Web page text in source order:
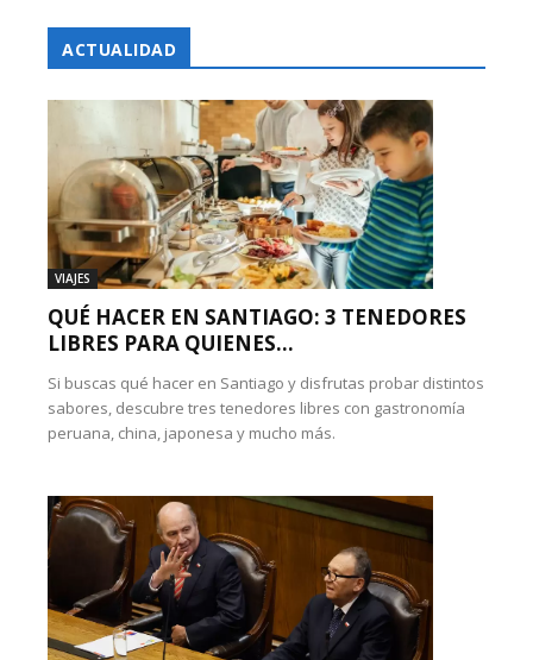
ACTUALIDAD
VIAJES
QUÉ HACER EN SANTIAGO: 3 TENEDORES
LIBRES PARA QUIENES...
Si buscas qué hacer en Santiago y disfrutas probar distintos
sabores, descubre tres tenedores libres con gastronomía
peruana, china, japonesa y mucho más.